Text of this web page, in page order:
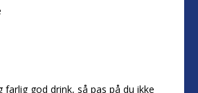
god drink, så pas på du ikke